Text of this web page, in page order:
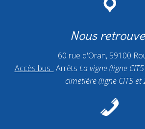
Nous
60 rue d'Oran, 59100
Accès bus : Arrêts La vigne (ligne
cimetière (ligne CIT5 et